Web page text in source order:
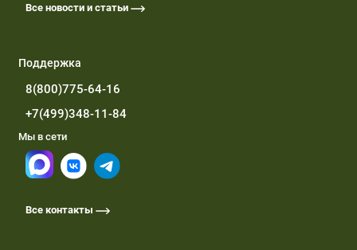
Все новости и статьи
Поддержка
8(800)775-64-16
+7(499)348-11-84
Мы в сети
Все контакты